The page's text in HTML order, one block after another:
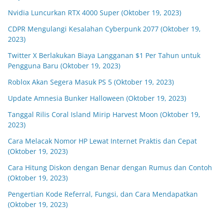
Nvidia Luncurkan RTX 4000 Super (Oktober 19, 2023)
CDPR Mengulangi Kesalahan Cyberpunk 2077 (Oktober 19,
2023)
Twitter X Berlakukan Biaya Langganan $1 Per Tahun untuk
Pengguna Baru (Oktober 19, 2023)
Roblox Akan Segera Masuk PS 5 (Oktober 19, 2023)
Update Amnesia Bunker Halloween (Oktober 19, 2023)
Tanggal Rilis Coral Island Mirip Harvest Moon (Oktober 19,
2023)
Cara Melacak Nomor HP Lewat Internet Praktis dan Cepat
(Oktober 19, 2023)
Cara Hitung Diskon dengan Benar dengan Rumus dan Contoh
(Oktober 19, 2023)
Pengertian Kode Referral, Fungsi, dan Cara Mendapatkan
(Oktober 19, 2023)